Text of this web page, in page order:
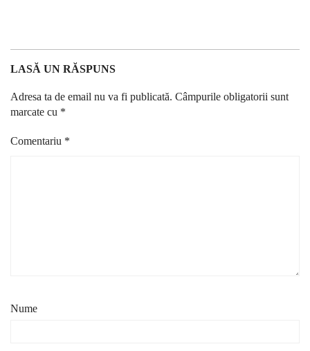
LASĂ UN RĂSPUNS
Adresa ta de email nu va fi publicată. Câmpurile obligatorii sunt
marcate cu *
Comentariu *
Nume